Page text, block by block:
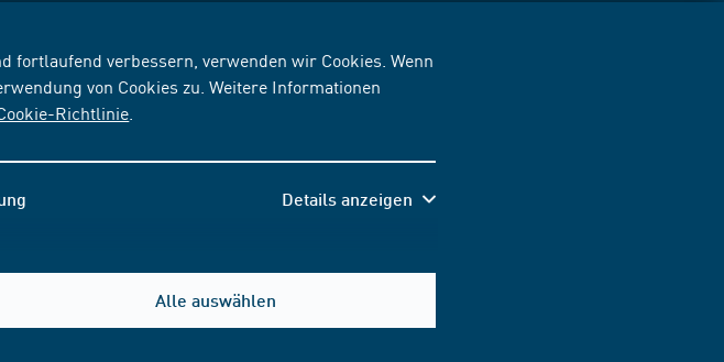
verbessern, verwenden wir Cookies. Wenn
von Cookies zu. Weitere Informationen
Richtlinie
Details anzeigen
Alle auswählen